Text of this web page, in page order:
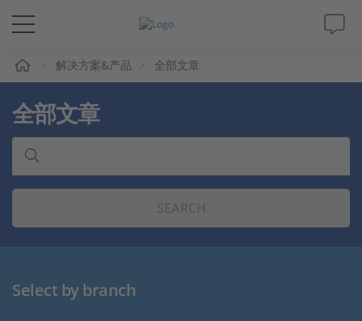
解决方案&产品
Support
视频
人才招聘
解决方案&产品 全部文章
全部文章
Select by branch